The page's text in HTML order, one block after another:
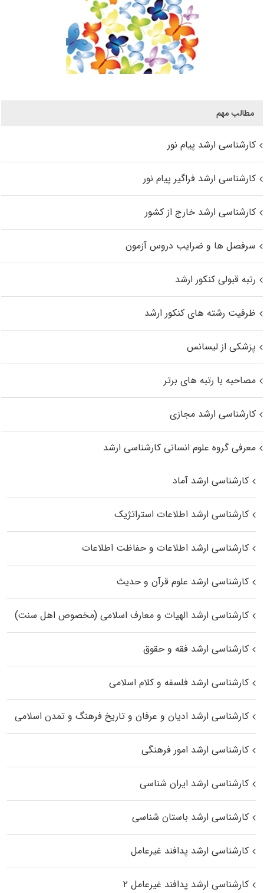
مطالب مهم
کارشناسی ارشد پیام نور
کارشناسی ارشد فراگیر پیام نور
کارشناسی ارشد خارج از کشور
سرفصل ها و ضرایب دروس آزمون
رتبه قبولی کنکور ارشد
ظرفیت رشته های کنکور ارشد
پزشکی از لیسانس
مصاحبه با رتبه های برتر
کارشناسی ارشد مجازی
معرفی گروه علوم انسانی کارشناسی ارشد
کارشناسی ارشد آماد
کارشناسی ارشد اطلاعات استراتژیک
کارشناسی ارشد اطلاعات و حفاظت اطلاعات
کارشناسی ارشد علوم قرآن و حدیث
کارشناسی ارشد الهیات و معارف اسلامی (مخصوص اهل سنت)
کارشناسی ارشد فقه و حقوق
کارشناسی ارشد فلسفه و کلام اسلامی
کارشناسی ارشد ادیان و عرفان و تاریخ فرهنگ و تمدن اسلامی
کارشناسی ارشد امور فرهنگی
کارشناسی ارشد ایران شناسی
کارشناسی ارشد باستان شناسی
کارشناسی ارشد پدافند غیرعامل
کارشناسی ارشد پدافند غیرعامل ۲